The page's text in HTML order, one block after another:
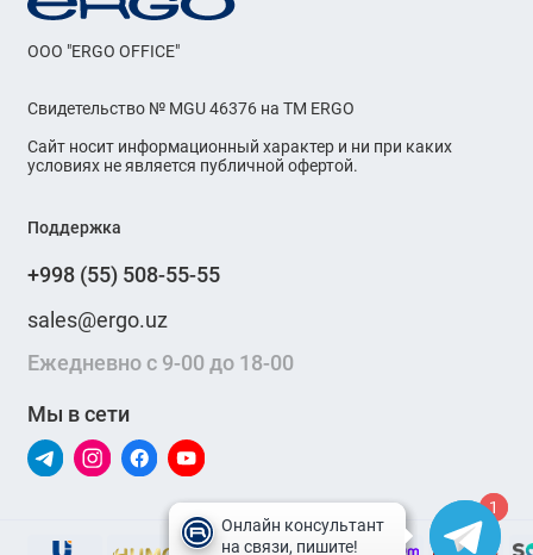
OOO "ERGO OFFICE"
Свидетельство № MGU 46376 на ТМ ERGO
Сайт носит информационный характер и ни при каких
условиях не является публичной офертой.
Поддержка
+998 (55) 508-55-55
sales@ergo.uz
Ежедневно с 9-00 до 18-00
Мы в сети
1
1